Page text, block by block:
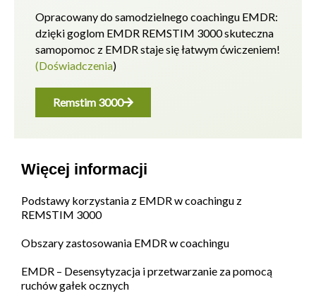
Opracowany do samodzielnego coachingu EMDR:
dzięki goglom EMDR REMSTIM 3000 skuteczna
samopomoc z EMDR staje się łatwym ćwiczeniem!
(Doświadczenia)
Remstim 3000
Więcej informacji
Podstawy korzystania z EMDR w coachingu z
REMSTIM 3000
Obszary zastosowania EMDR w coachingu
EMDR – Desensytyzacja i przetwarzanie za pomocą
ruchów gałek ocznych